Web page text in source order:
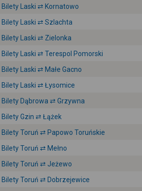
Bilety Laski ⇄ Kornatowo
Bilety Laski ⇄ Szlachta
Bilety Laski ⇄ Zielonka
Bilety Laski ⇄ Terespol Pomorski
Bilety Laski ⇄ Małe Gacno
Bilety Laski ⇄ Łysomice
Bilety Dąbrowa ⇄ Grzywna
Bilety Gzin ⇄ Łążek
Bilety Toruń ⇄ Papowo Toruńskie
Bilety Toruń ⇄ Mełno
Bilety Toruń ⇄ Jeżewo
Bilety Toruń ⇄ Dobrzejewice